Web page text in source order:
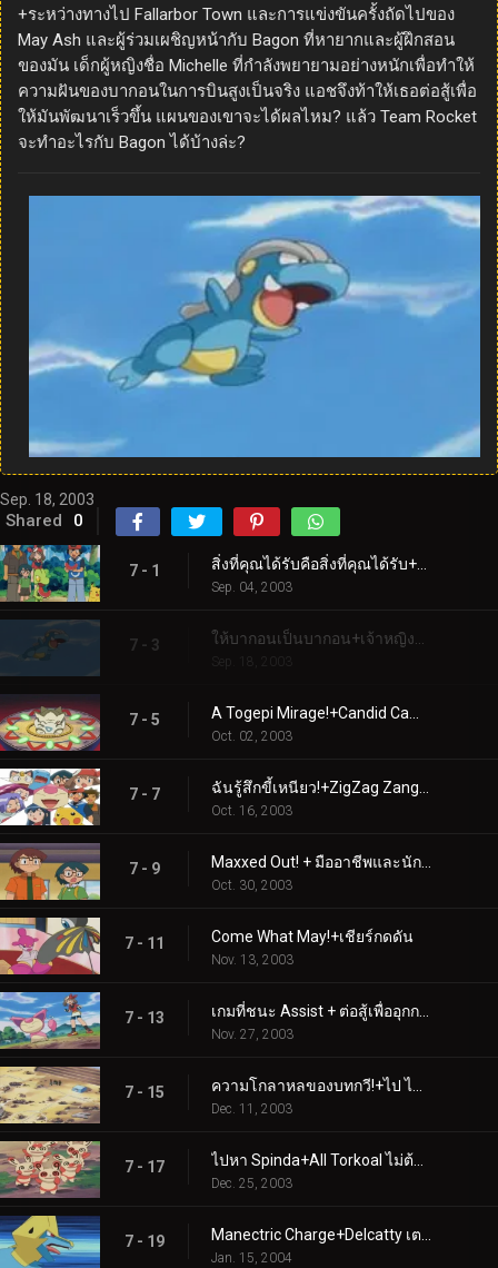
+ระหว่างทางไป Fallarbor Town และการแข่งขันครั้งถัดไปของ
May Ash และผู้ร่วมเผชิญหน้ากับ Bagon ที่หายากและผู้ฝึกสอน
ของมัน เด็กผู้หญิงชื่อ Michelle ที่กำลังพยายามอย่างหนักเพื่อทำให้
ความฝันของบากอนในการบินสูงเป็นจริง แอชจึงท้าให้เธอต่อสู้เพื่อ
ให้มันพัฒนาเร็วขึ้น แผนของเขาจะได้ผลไหม? แล้ว Team Rocket
จะทำอะไรกับ Bagon ได้บ้างล่ะ?
Sep. 18, 2003
Shared 0
7 - 1
Sep. 04, 2003
7 - 3
Sep. 18, 2003
7 - 5
Oct. 02, 2003
7 - 7
Oct. 16, 2003
7 - 9
Oct. 30, 2003
7 - 11 Come What May!+เชียร์กดดัน
Nov. 13, 2003
7 - 13
Nov. 27, 2003
7 - 15
Dec. 11, 2003
7 - 17
Dec. 25, 2003
7 - 19
Jan. 15, 2004